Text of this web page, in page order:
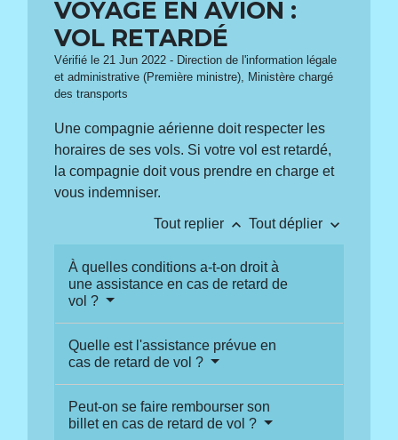
VOYAGE EN AVION :
VOL RETARDÉ
Vérifié le 21 Jun 2022 - Direction de l'information légale
et administrative (Première ministre), Ministère chargé
des transports
Une compagnie aérienne doit respecter les
horaires de ses vols. Si votre vol est retardé,
la compagnie doit vous prendre en charge et
vous indemniser.
Tout replier keyboard_arrow_up Tout déplier keyboard_arrow_down
À quelles conditions a-t-on droit à
une assistance en cas de retard de
vol ?
Quelle est l'assistance prévue en
cas de retard de vol ?
Peut-on se faire rembourser son
billet en cas de retard de vol ?